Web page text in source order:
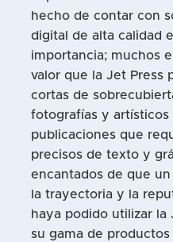
hecho de contar con
digital de alta calidad
importancia; muchos
valor que la Jet Press
cortas de
fotografías y artísticos
publicaciones que
precisos de texto y
encantados de que
la trayectoria y la
haya podido utilizar la
su gama de